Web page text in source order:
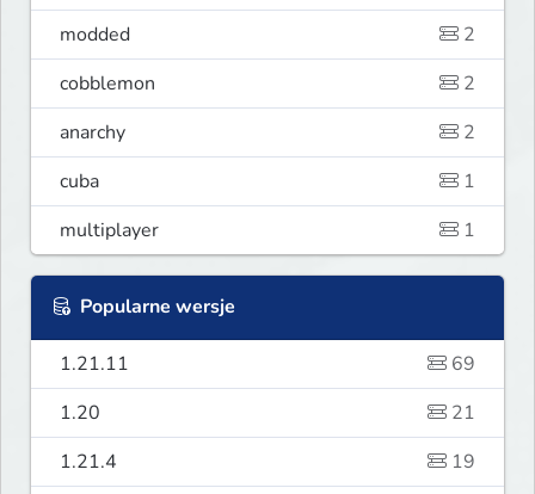
modded
2
cobblemon
2
anarchy
2
cuba
1
multiplayer
1
Popularne wersje
1.21.11
69
1.20
21
1.21.4
19